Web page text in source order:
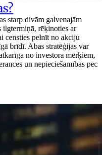
starp divām galvenajām
ilgtermiņā, rēķinoties ar
censties pelnīt no akciju
brīdī. Abas stratēģijas var
no investora mērķiem,
un nepieciešamības pēc